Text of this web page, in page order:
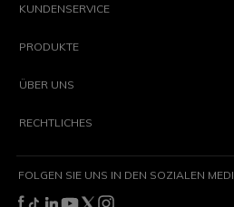
KUNDENSERVICE
PRODUKTE
ÜBER UNS
RECHTLICHES
FOLGEN SIE UNS IN DEN SOZIALEN